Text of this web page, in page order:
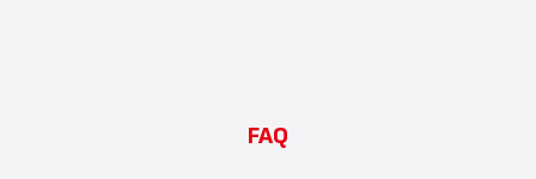
FAQ